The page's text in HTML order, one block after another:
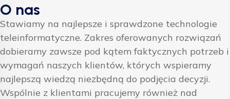
O nas
Stawiamy na najlepsze i sprawdzone technologie
teleinformatyczne. Zakres oferowanych rozwiązań
dobieramy zawsze pod kątem faktycznych potrzeb i
wymagań naszych klientów, których wspieramy
najlepszą wiedzą niezbędną do podjęcia decyzji.
Wspólnie z klientami pracujemy również nad